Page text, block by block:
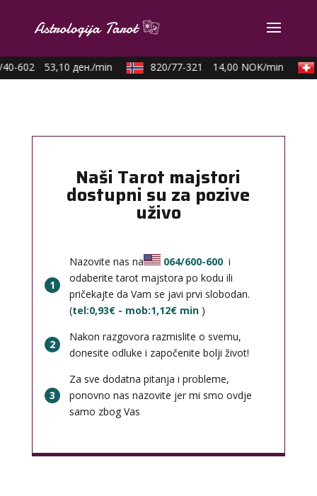
602 53,10 ден./min 820/77-321 14,00 NOK/min
Naši Tarot majstori
dostupni su za pozive
uživo
1
Nazovite nas na 064/600-600 i
odaberite tarot majstora po kodu ili
pričekajte da Vam se javi prvi slobodan.
(tel:0,93€ - mob:1,12€ min )
2
Nakon razgovora razmislite o svemu,
donesite odluke i započenite bolji život!
3
Za sve dodatna pitanja i probleme,
ponovno nas nazovite jer mi smo ovdje
samo zbog Vas